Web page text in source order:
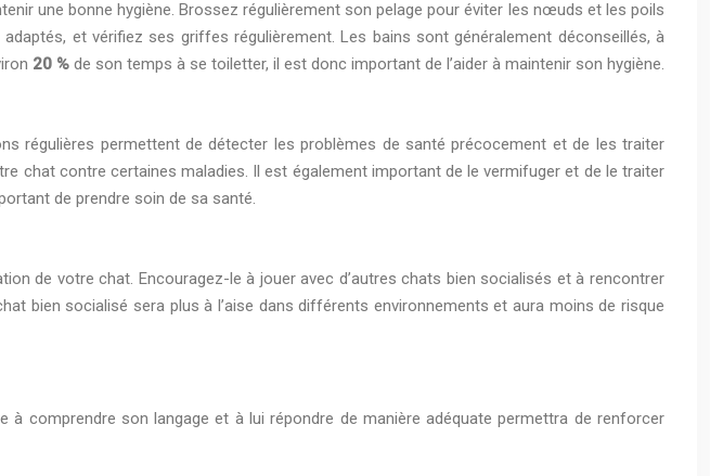
une bonne hygiène. Brossez régulièrement son pelage pour éviter les nœuds et les poils
et vérifiez ses griffes régulièrement. Les bains sont généralement déconseillés, à
20 % de son temps à se toiletter, il est donc important de l’aider à maintenir son hygiène.
régulières permettent de détecter les problèmes de santé précocement et de les traiter
chat contre certaines maladies. Il est également important de le vermifuger et de le traiter
de prendre soin de sa santé.
de votre chat. Encouragez-le à jouer avec d’autres chats bien socialisés et à rencontrer
bien socialisé sera plus à l’aise dans différents environnements et aura moins de risque
comprendre son langage et à lui répondre de manière adéquate permettra de renforcer